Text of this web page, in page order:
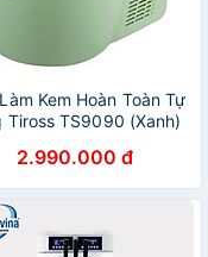
Kem Hoàn Toàn Tự
Tiross TS9090 (Xanh)
2.990.000 đ